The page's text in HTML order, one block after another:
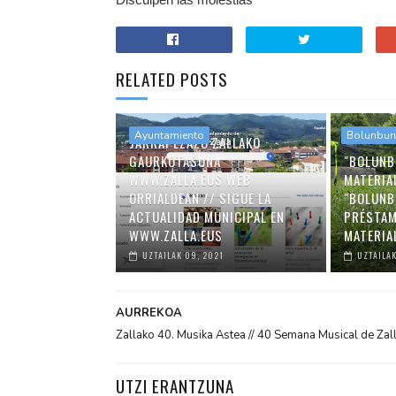
RELATED POSTS
Ayuntamiento
JARRAI EZAZU ZALLAKO
GAURKOTASUNA
WWW.ZALLA.EUS WEB
ORRIALDEAN // SIGUE LA
ACTUALIDAD MUNICIPAL EN
WWW.ZALLA.EUS
UZTAILAK 09, 2021
AURREKOA
Zallako 40. Musika Astea // 40 Semana Musical de
UTZI ERANTZUNA